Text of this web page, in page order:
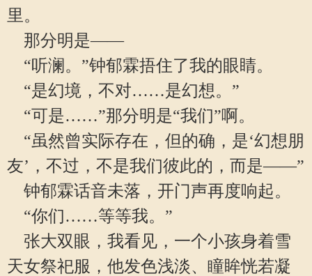
里。
那分明是——
“听澜。”钟郁霖捂住了我的眼睛。
“是幻境，不对……是幻想。”
“可是……”那分明是“我们”啊。
“虽然曾实际存在，但的确，是‘幻想朋
友’，不过，不是我们彼此的，而是——”
钟郁霖话音未落，开门声再度响起。
“你们……等等我。”
张大双眼，我看见，一个小孩身着雪
天女祭祀服，他发色浅淡、瞳眸恍若凝